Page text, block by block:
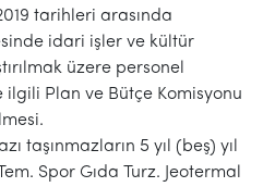
tarihleri arasında
idari işler ve kültür
üzere personel
ilgili Plan ve Bütçe Komisyonu
taşınmazların 5 yıl (beş) yıl
Spor Gıda Turz. Jeotermal